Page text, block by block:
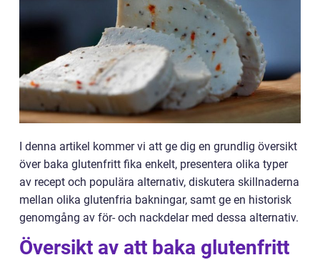
I denna artikel kommer vi att ge dig en grundlig översikt
över baka glutenfritt fika enkelt, presentera olika typer
av recept och populära alternativ, diskutera skillnaderna
mellan olika glutenfria bakningar, samt ge en historisk
genomgång av för- och nackdelar med dessa alternativ.
Översikt av att baka glutenfritt